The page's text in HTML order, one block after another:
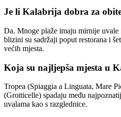
Je li Kalabrija dobra za
Da. Mnoge plaže imaju mirnije uvale
blizini su sadržaji poput restorana i
većih mjesta.
Koja su najljepša mjesta u
Tropea (Spiaggia a Linguata, Mare
(Grotticelle) spadaju među
uvalama kao s razglednice.